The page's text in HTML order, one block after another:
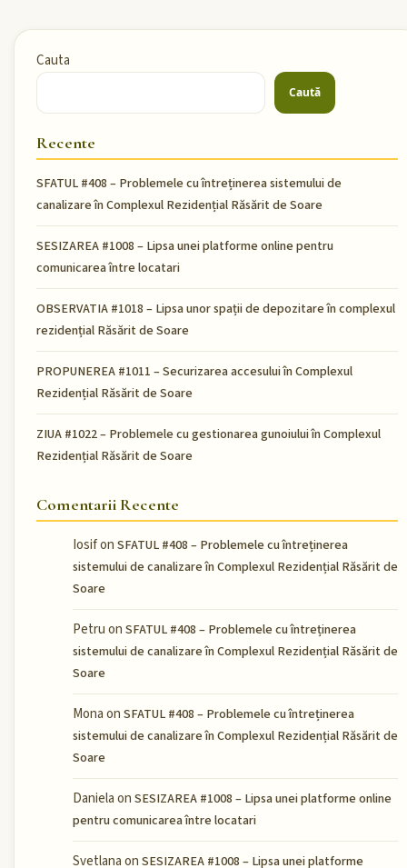
Cauta
Caută
Recente
SFATUL #408 – Problemele cu întreținerea sistemului de
canalizare în Complexul Rezidențial Răsărit de Soare
SESIZAREA #1008 – Lipsa unei platforme online pentru
comunicarea între locatari
OBSERVATIA #1018 – Lipsa unor spații de depozitare în complexul
rezidențial Răsărit de Soare
PROPUNEREA #1011 – Securizarea accesului în Complexul
Rezidențial Răsărit de Soare
ZIUA #1022 – Problemele cu gestionarea gunoiului în Complexul
Rezidențial Răsărit de Soare
Comentarii Recente
Iosifon SFATUL #408 – Problemele cu întreținerea
sistemului de canalizare în Complexul Rezidențial Răsărit de
Soare
Petruon SFATUL #408 – Problemele cu întreținerea
sistemului de canalizare în Complexul Rezidențial Răsărit de
Soare
Monaon SFATUL #408 – Problemele cu întreținerea
sistemului de canalizare în Complexul Rezidențial Răsărit de
Soare
Danielaon SESIZAREA #1008 – Lipsa unei platforme online
pentru comunicarea între locatari
Svetlanaon SESIZAREA #1008 – Lipsa unei platforme